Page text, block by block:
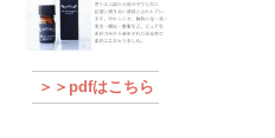
＞＞pdfはこちら